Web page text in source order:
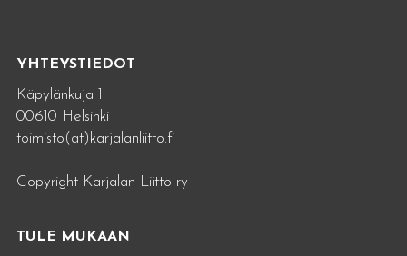
YHTEYSTIEDOT
Käpylänkuja 1
00610 Helsinki
toimisto(at)karjalanliitto.fi
Copyright Karjalan Liitto ry
TULE MUKAAN